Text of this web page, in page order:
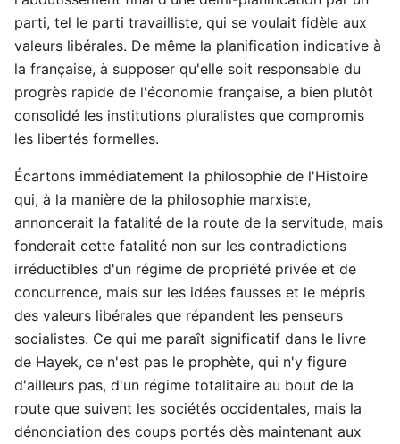
parti, tel le parti travailliste, qui se voulait fidèle aux
valeurs libérales. De même la planification indicative à
la française, à supposer qu'elle soit responsable du
progrès rapide de l'économie française, a bien plutôt
consolidé les institutions pluralistes que compromis
les libertés formelles.
Écartons immédiatement la philosophie de l'Histoire
qui, à la manière de la philosophie marxiste,
annoncerait la fatalité de la route de la servitude, mais
fonderait cette fatalité non sur les contradictions
irréductibles d'un régime de propriété privée et de
concurrence, mais sur les idées fausses et le mépris
des valeurs libérales que répandent les penseurs
socialistes. Ce qui me paraît significatif dans le livre
de Hayek, ce n'est pas le prophète, qui n'y figure
d'ailleurs pas, d'un régime totalitaire au bout de la
route que suivent les sociétés occidentales, mais la
dénonciation des coups portés dès maintenant aux